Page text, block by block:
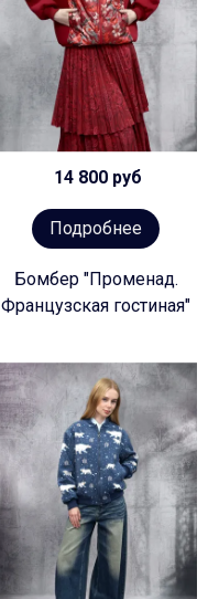
14 800 руб
Подробнее
Бомбер "Променад.
Французская гостиная"